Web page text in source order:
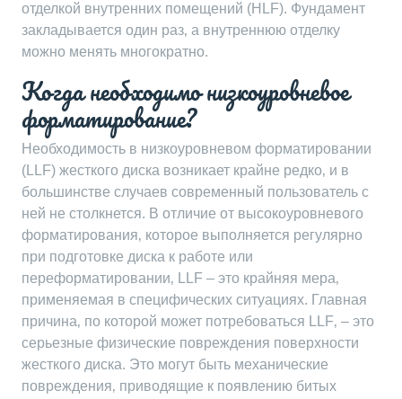
отделкой внутренних помещений (HLF). Фундамент
закладывается один раз‚ а внутреннюю отделку
можно менять многократно.
Когда необходимо низкоуровневое
форматирование?
Необходимость в низкоуровневом форматировании
(LLF) жесткого диска возникает крайне редко‚ и в
большинстве случаев современный пользователь с
ней не столкнется. В отличие от высокоуровневого
форматирования‚ которое выполняется регулярно
при подготовке диска к работе или
переформатировании‚ LLF – это крайняя мера‚
применяемая в специфических ситуациях. Главная
причина‚ по которой может потребоваться LLF‚ – это
серьезные физические повреждения поверхности
жесткого диска. Это могут быть механические
повреждения‚ приводящие к появлению битых